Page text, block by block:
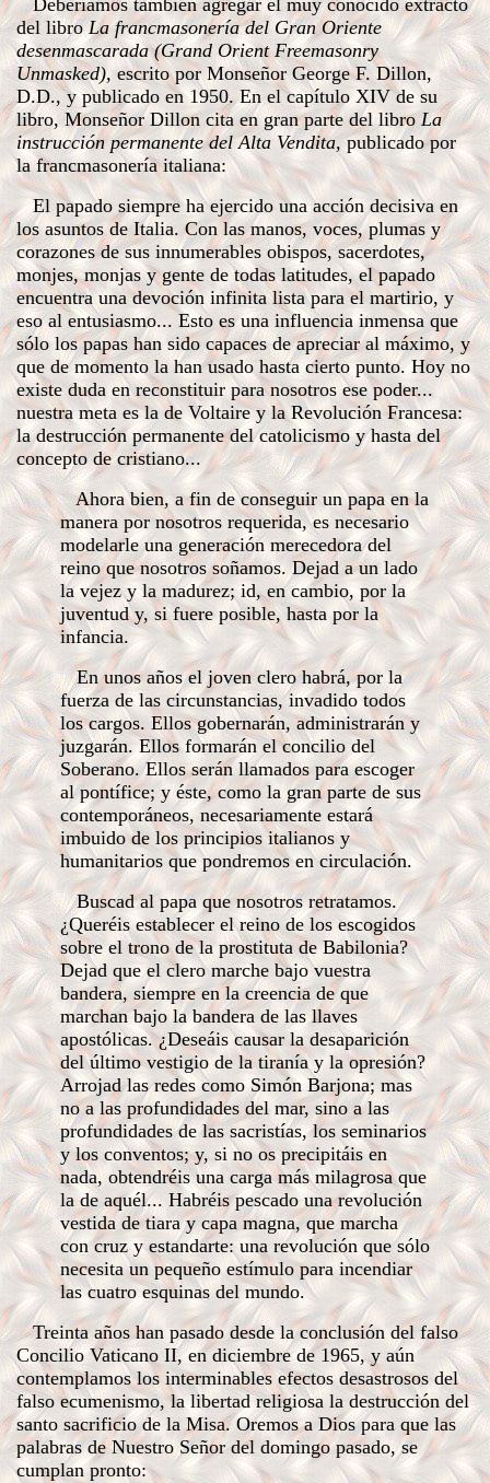
Deberíamos también agregar el muy conocido extracto
del libroLa francmasonería del Gran Oriente
desenmascarada (Grand Orient Freemasonry
Unmasked), escrito por Monseñor George F. Dillon,
D.D., y publicado en 1950. En el capítulo XIV de su
libro, Monseñor Dillon cita en gran parte del libro La
instrucción permanente del Alta Vendita, publicado por
la francmasonería italiana:
El papado siempre ha ejercido una acción decisiva en
los asuntos de Italia. Con las manos, voces, plumas y
corazones de sus innumerables obispos, sacerdotes,
monjes, monjas y gente de todas latitudes, el papado
encuentra una devoción infinita lista para el martirio, y
eso al entusiasmo... Esto es una influencia inmensa que
sólo los papas han sido capaces de apreciar al máximo, y
que de momento la han usado hasta cierto punto. Hoy no
existe duda en reconstituir para nosotros ese poder...
nuestra meta es la de Voltaire y la Revolución Francesa:
la destrucción permanente del catolicismo y hasta del
concepto de cristiano...
Ahora bien, a fin de conseguir un papa en la
manera por nosotros requerida, es necesario
modelarle una generación merecedora del
reino que nosotros soñamos. Dejad a un lado
la vejez y la madurez; id, en cambio, por la
juventud y, si fuere posible, hasta por la
infancia.
En unos años el joven clero habrá, por la
fuerza de las circunstancias, invadido todos
los cargos. Ellos gobernarán, administrarán y
juzgarán. Ellos formarán el concilio del
Soberano. Ellos serán llamados para escoger
al pontífice; y éste, como la gran parte de sus
contemporáneos, necesariamente estará
imbuido de los principios italianos y
humanitarios que pondremos en circulación.
Buscad al papa que nosotros retratamos.
¿Queréis establecer el reino de los escogidos
sobre el trono de la prostituta de Babilonia?
Dejad que el clero marche bajo vuestra
bandera, siempre en la creencia de que
marchan bajo la bandera de las llaves
apostólicas. ¿Deseáis causar la desaparición
del último vestigio de la tiranía y la opresión?
Arrojad las redes como Simón Barjona; mas
no a las profundidades del mar, sino a las
profundidades de las sacristías, los seminarios
y los conventos; y, si no os precipitáis en
nada, obtendréis una carga más milagrosa que
la de aquél... Habréis pescado una revolución
vestida de tiara y capa magna, que marcha
con cruz y estandarte: una revolución que sólo
necesita un pequeño estímulo para incendiar
las cuatro esquinas del mundo.
Treinta años han pasado desde la conclusión del falso
Concilio Vaticano II, en diciembre de 1965, y aún
contemplamos los interminables efectos desastrosos del
falso ecumenismo, la libertad religiosa la destrucción del
santo sacrificio de la Misa. Oremos a Dios para que las
palabras de Nuestro Señor del domingo pasado, se
cumplan pronto: